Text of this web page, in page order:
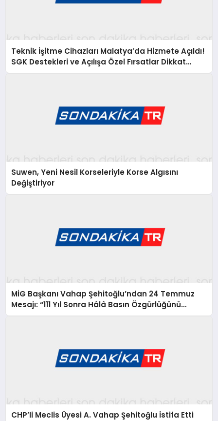
Teknik İşitme Cihazları Malatya’da Hizmete Açıldı!
SGK Destekleri ve Açılışa Özel Fırsatlar Dikkat
Çekiyor
Suwen, Yeni Nesil Korseleriyle Korse Algısını
Değiştiriyor
MİG Başkanı Vahap Şehitoğlu’ndan 24 Temmuz
Mesajı: “111 Yıl Sonra Hâlâ Basın Özgürlüğünü
Konuşuyoruz”
CHP’li Meclis Üyesi A. Vahap Şehitoğlu İstifa Etti